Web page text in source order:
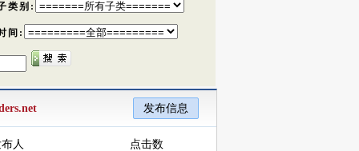
发布信息
人 点击数